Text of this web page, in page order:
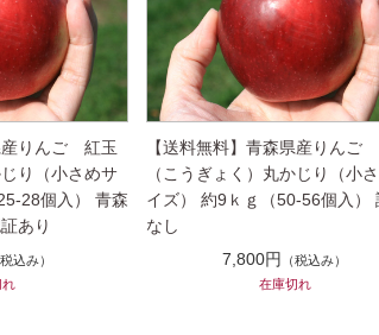
産りんご 紅玉
り（小さめサ
28個入） 青森
あり
税込み）
れ
【送料無料】青森県産りんご
（こうぎょく）丸かじり（小
イズ） 約9ｋｇ（50-56個入）
なし
7,800円
（税込み）
在庫切れ